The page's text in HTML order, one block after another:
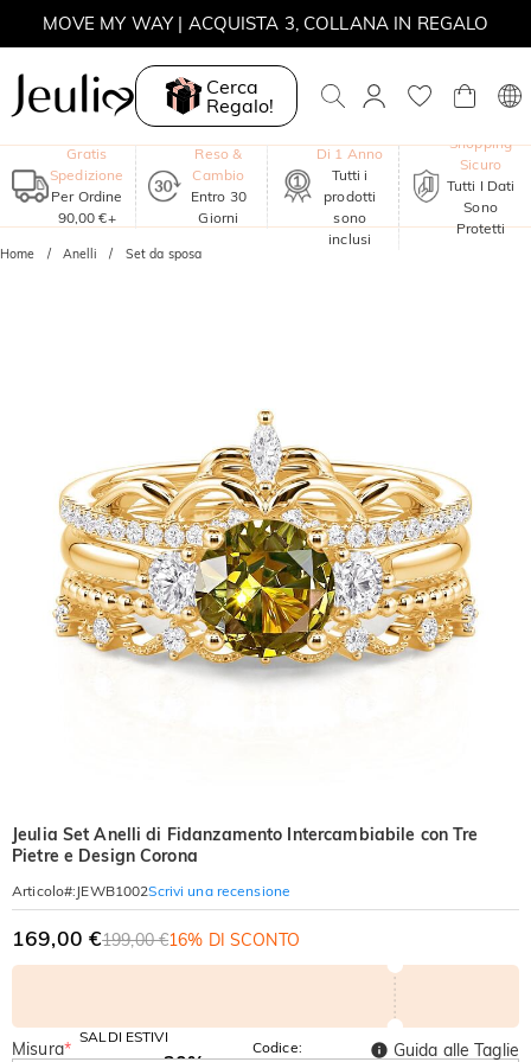
MOVE MY WAY | ACQUISTA 3, COLLANA IN REGALO
Cerca
Regalo!
Gratis
Spedizione
Per Ordine
90,00 €+
Reso &
Cambio
Entro 30
Giorni
Di 1 Anno
Tutti i
prodotti
sono
inclusi
Shopping
Sicuro
Tutti I Dati
Sono
Protetti
Home Anelli Set da sposa
Jeulia Set Anelli di Fidanzamento Intercambiabile con Tre
Pietre e Design Corona
Articolo#: JEWB1002Scrivi una recensione
169,00 €199,00 €16% DI SCONTO
SALDI ESTIVI
Codice:
Misura*
Guida alle Taglie